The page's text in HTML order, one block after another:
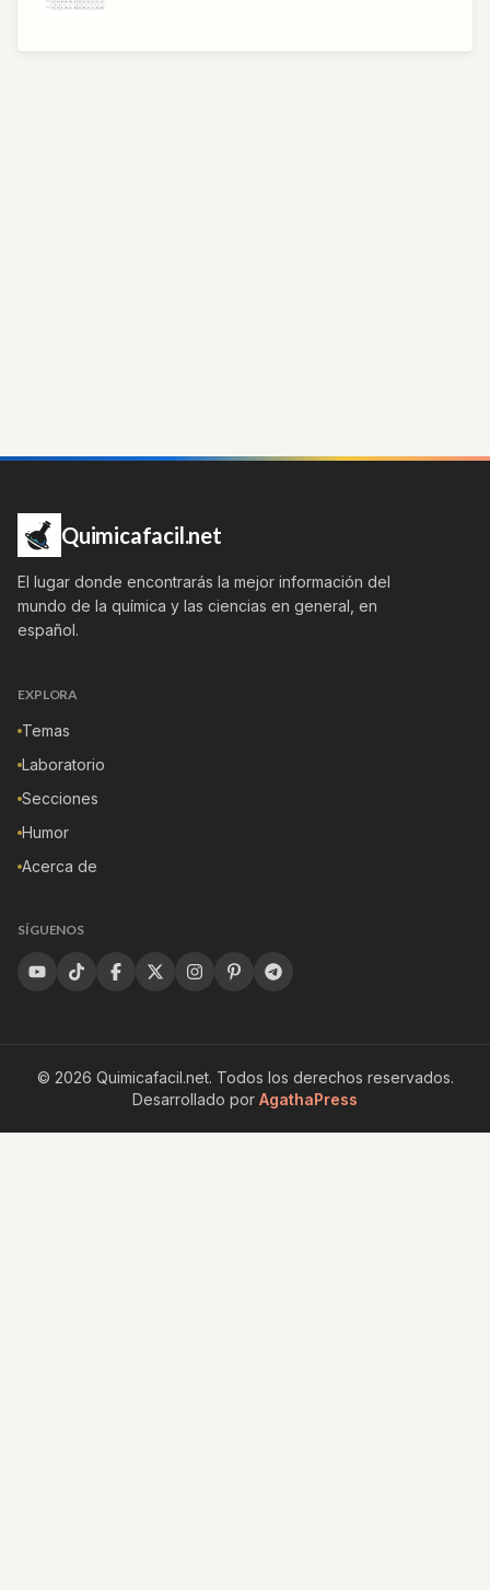
Quimicafacil.net
El lugar donde encontrarás la mejor información del
mundo de la química y las ciencias en general, en
español.
EXPLORA
Temas
Laboratorio
Secciones
Humor
Acerca de
SÍGUENOS
© 2026 Quimicafacil.net. Todos los derechos reservados.
Desarrollado por AgathaPress